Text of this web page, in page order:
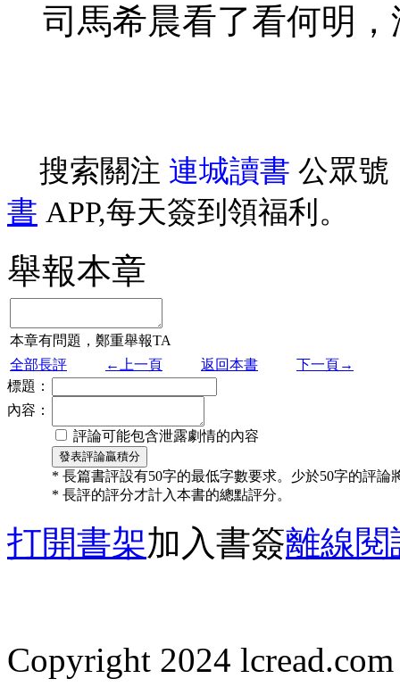
司馬希晨看了看何明，
搜索關注 連城讀書 公眾號
書 APP,每天簽到領福利。
舉報本章
本章有問題，鄭重舉報TA
全部長評
←上一頁 返回本書
下一頁→
標題：
內容：
評論可能包含泄露劇情的內容
* 長篇書評設有50字的最低字數要求。少於50字的評論
* 長評的評分才計入本書的總點評分。
打開書架加入書簽離線閱
Copyright 2024